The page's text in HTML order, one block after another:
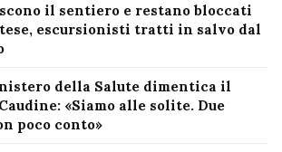
il sentiero e restano bloccati
escursionisti tratti in salvo dal
della Salute dimentica il
«Siamo alle solite. Due
poco conto»